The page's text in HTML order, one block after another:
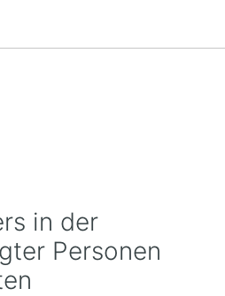
in der
Personen